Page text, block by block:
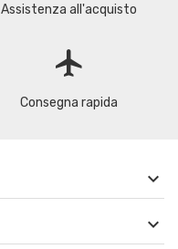
Assistenza all'acquisto
flight
Consegna rapida

